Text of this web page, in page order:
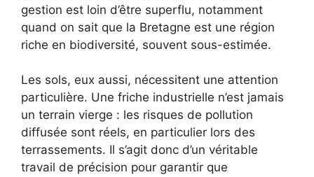
gestion est loin d’être superflu, notamment
quand on sait que la Bretagne est une région
riche en biodiversité, souvent sous-estimée.
Les sols, eux aussi, nécessitent une attention
particulière. Une friche industrielle n’est jamais
un terrain vierge : les risques de pollution
diffusée sont réels, en particulier lors des
terrassements. Il s’agit donc d’un véritable
travail de précision pour garantir que